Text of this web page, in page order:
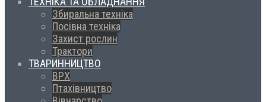
Збиральна техніка
Посівна техніка
Захист рослин
Трактори
ТВАРИННИЦТВО
ВРХ
Птахівництво